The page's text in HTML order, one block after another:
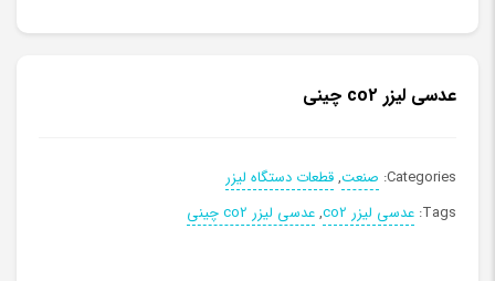
عدسی لیزر co2 چینی
Categories: صنعت,قطعات دستگاه لیزر
Tags: عدسی لیزر co2 ,عدسی لیزر co2 چینی